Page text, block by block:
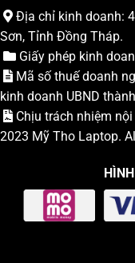
Địa chỉ kinh doanh:
Sơn, Tỉnh Đồng Tháp.
Giấy phép kinh
Mã số thuế doanh
kinh doanh UBND
Chịu trách nhiệm
2023 Mỹ Tho Laptop.